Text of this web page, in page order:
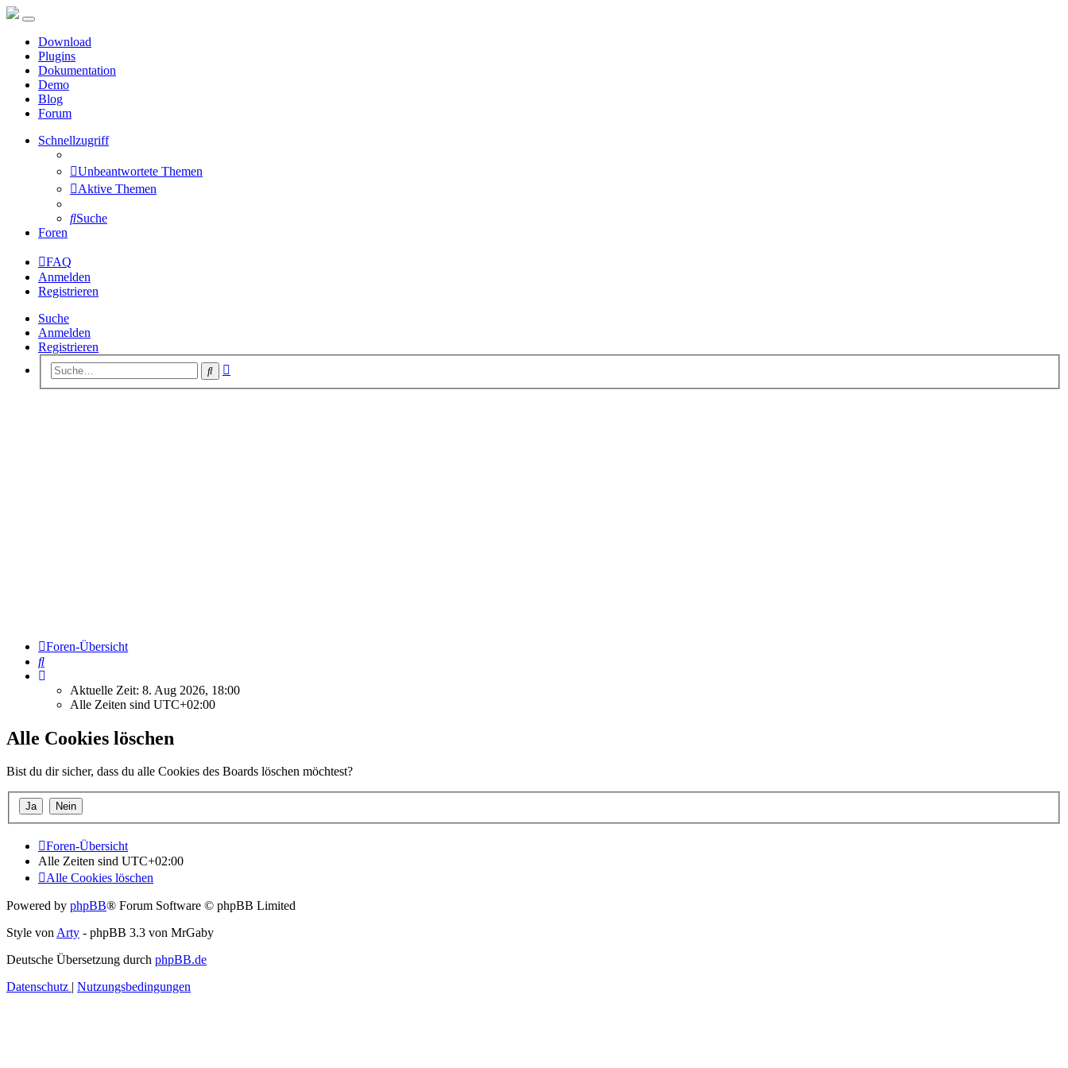
Download
Plugins
Dokumentation
Demo
Blog
Forum
Schnellzugriff
Unbeantwortete Themen
Aktive Themen
Suche
Foren
FAQ
Anmelden
Registrieren
Suche
Anmelden
Registrieren
Suche
Foren-Übersicht
Suche
Aktuelle Zeit: 8. Aug 2026, 18:00
Alle Zeiten sind UTC+02:00
Alle Cookies löschen
Bist du dir sicher, dass du alle Cookies des Boards löschen möchtest?
Foren-Übersicht
Alle Zeiten sind UTC+02:00
Alle Cookies löschen
Powered by phpBB® Forum Software © phpBB Limited
Style von Arty - phpBB 3.3 von MrGaby
Deutsche Übersetzung durch phpBB.de
Datenschutz | Nutzungsbedingungen